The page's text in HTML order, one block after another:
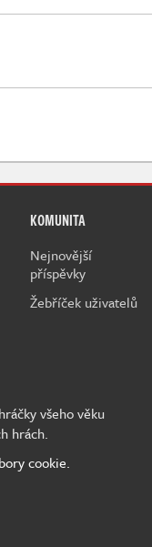
KOMUNITA
Nejnovější
příspěvky
Žebříček uživatelů
všeho věku
hrách.
cookie.